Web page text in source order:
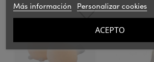
Más información Personalizar cookies
ACEPTO